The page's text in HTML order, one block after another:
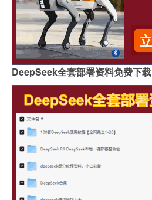
DeepSeek全套部署资料免费下载